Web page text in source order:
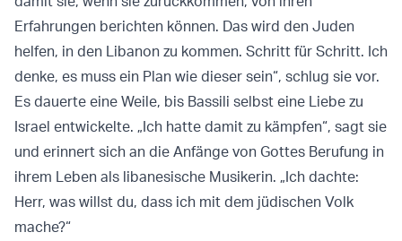
Erfahrungen berichten können. Das wird den Juden
helfen, in den Libanon zu kommen. Schritt für Schritt. Ich
denke, es muss ein Plan wie dieser sein“, schlug sie vor.
Es dauerte eine Weile, bis Bassili selbst eine Liebe zu
Israel entwickelte. „Ich hatte damit zu kämpfen“, sagt sie
und erinnert sich an die Anfänge von Gottes Berufung in
ihrem Leben als libanesische Musikerin. „Ich dachte:
Herr, was willst du, dass ich mit dem jüdischen Volk
mache?“